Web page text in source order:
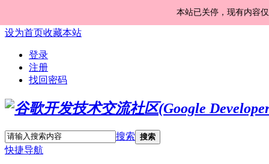
本站已关停，现有内容
设为首页收藏本站
登录
注册
找回密码
搜索 搜索
快捷导航